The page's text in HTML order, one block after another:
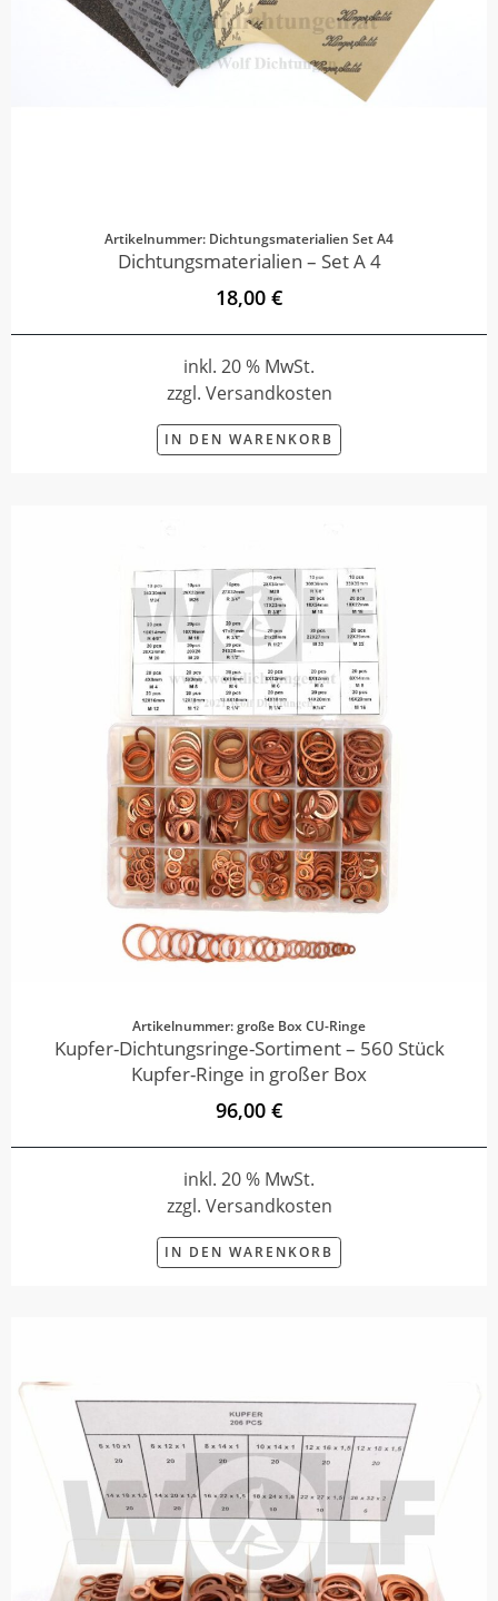
Artikelnummer: Dichtungsmaterialien Set A4
Dichtungsmaterialien – Set A 4
18,00 €
inkl. 20 % MwSt.
zzgl. Versandkosten
IN DEN WARENKORB
Artikelnummer: große Box CU-Ringe
Kupfer-Dichtungsringe-Sortiment – 560 Stück
Kupfer-Ringe in großer Box
96,00 €
inkl. 20 % MwSt.
zzgl. Versandkosten
IN DEN WARENKORB